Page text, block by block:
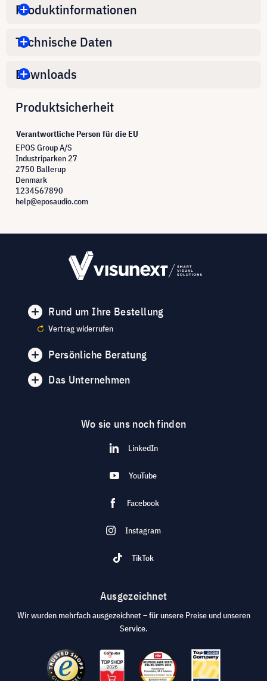
Produktinformationen
Technische Daten
Downloads
Produktsicherheit
Verantwortliche Person für die EU
EPOS Group A/S
Industriparken 27
2750 Ballerup
Denmark
1234567890
help@eposaudio.com
Rund um Ihre Bestellung
Vertrag widerrufen
Persönliche Beratung
Das Unternehmen
Wo sie uns noch finden
LinkedIn
YouTube
Facebook
Instagram
TikTok
Ausgezeichnet
Wir wurden mehrfach ausgezeichnet – für unsere Preise und unseren
Service.